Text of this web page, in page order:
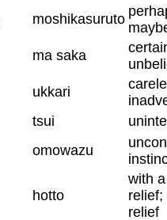
moshikasuruto
ma saka
ukkari
tsui
omowazu
hotto
with
relief;
relief